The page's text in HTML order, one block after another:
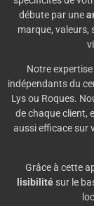
débute par une
marque, valeurs,
Notre expertise
indépendants du
Lys ou Roques.
de chaque client,
aussi efficace sur
Grâce à cette
lisibilitésur le